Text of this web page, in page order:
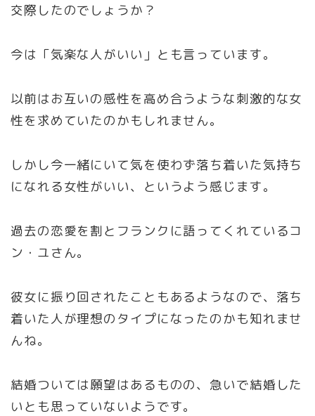
交際したのでしょうか？
今は「気楽な人がいい」とも言っています。
以前はお互いの感性を高め合うような刺激的な女
性を求めていたのかもしれません。
しかし今一緒にいて気を使わず落ち着いた気持ち
になれる女性がいい、というよう感じます。
過去の恋愛を割とフランクに語ってくれているコ
ン・ユさん。
彼女に振り回されたこともあるようなので、落ち
着いた人が理想のタイプになったのかも知れませ
んね。
結婚ついては願望はあるものの、急いで結婚した
いとも思っていないようです。